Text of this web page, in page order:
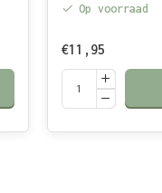
Op voorraad
€11,95